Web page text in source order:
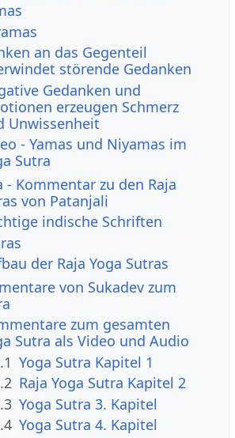
an das Gegenteil
störende Gedanken
Gedanken und
erzeugen Schmerz
Unwissenheit
- Yamas und Niyamas im
Sutra
- Kommentar zu den Raja
von Patanjali
indische Schriften
der Raja Yoga Sutras
von Sukadev zum
zum gesamten
Sutra als Video und Audio
Yoga Sutra Kapitel 1
Raja Yoga Sutra Kapitel 2
Yoga Sutra 3. Kapitel
Yoga Sutra 4. Kapitel